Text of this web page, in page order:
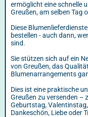
ermöglicht eine schnelle
Greußen, am selben Tag
Diese
bestellen - auch dann,
sind.
Sie stützen sich auf ein
von Greußen, das
Blumenarrangements
Dies ist eine praktische
Greußen zu versenden –
Geburtstag,
Dankeschön, Liebe oder